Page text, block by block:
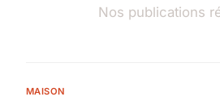
Nos publications
MAISON